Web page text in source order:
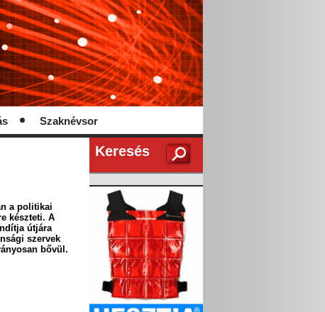
Szaknévsor
a politikai
készteti. A
útjára
szervek
bővül.
Keresés